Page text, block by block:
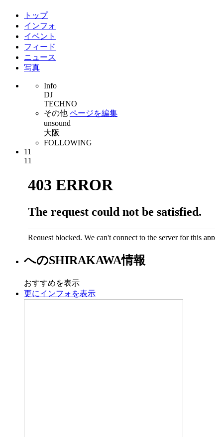
トップ
インフォ
イベント
フィード
ニュース
写真
Info
DJ
TECHNO
その他 ページを編集
unsound
大阪
FOLLOWING
11
11
へのSHIRAKAWA情報
おすすめを表示
更にインフォを表示